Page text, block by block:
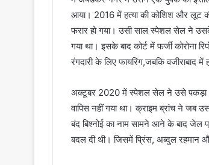
आया। 2016 में हत्या की कोशिश और लूट
फरार हो गया। उसी साल स्पेशल सेल ने
गया था। इसके बाद कोर्ट में फर्जी कोरोना
रंगदारी के लिए फायरिंग,जबकि वजीराबाद में
अक्टूबर 2020 में स्पेशल सेल ने उसे पकड़ा।
वापिस नहीं गया था। क्राइम ब्रांच ने जब
बंद बिश्नोई का नाम सामने आने के बाद
बदल दी थी। जिसमें प्रिंस, अब्दुल रहमान